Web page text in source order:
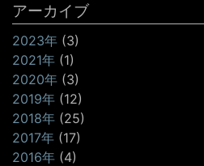
アーカイブ
2023年 (3)
2021年 (1)
2020年 (3)
2019年 (12)
2018年 (25)
2017年 (17)
2016年 (4)